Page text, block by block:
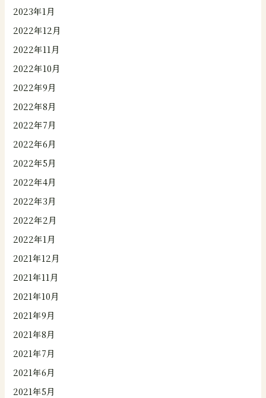
2023年1月
2022年12月
2022年11月
2022年10月
2022年9月
2022年8月
2022年7月
2022年6月
2022年5月
2022年4月
2022年3月
2022年2月
2022年1月
2021年12月
2021年11月
2021年10月
2021年9月
2021年8月
2021年7月
2021年6月
2021年5月